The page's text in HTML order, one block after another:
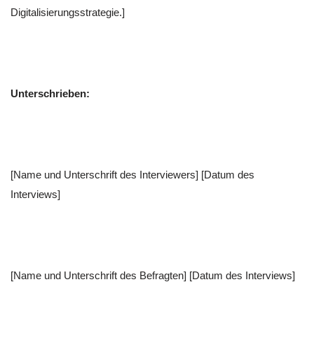
Digitalisierungsstrategie.]
Unterschrieben:
[Name und Unterschrift des Interviewers] [Datum des
Interviews]
[Name und Unterschrift des Befragten] [Datum des Interviews]